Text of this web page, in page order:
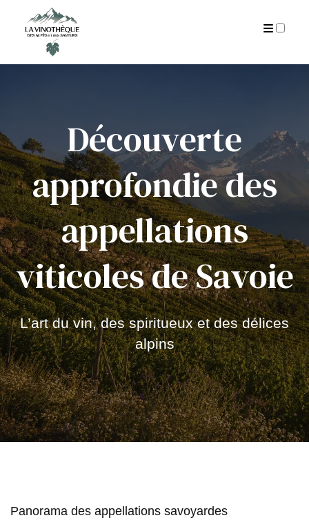
AUTEUR
CGU
ARCHIVES
Découverte
approfondie des
appellations
viticoles de Savoie
L’art du vin, des spiritueux et des délices
alpins
Panorama des appellations savoyardes